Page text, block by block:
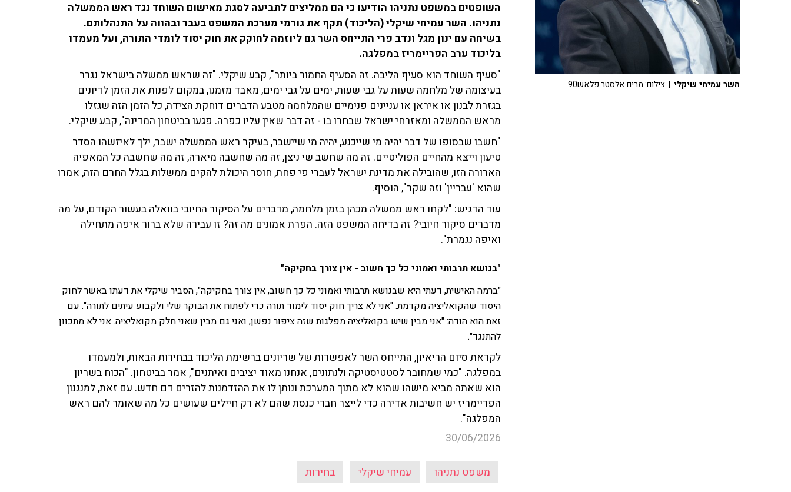
השופטים במשפט נתניהו הודיעו כי הם ממליצים לתביעה לסגת מאישום השוחד נגד ראש הממשלה
נתניהו. השר עמיחי שיקלי (הליכוד) תקף את גורמי מערכת המשפט בעבר ובהווה על התנהלותם.
בשיחה עם ינון מגל ונדב פרי התייחס השר גם ליוזמה לחוקק את חוק יסוד לומדי התורה, ועל מעמדו
בליכוד ערב הפריימריז במפלגה.
"סעיף השוחד הוא סעיף הליבה. זה הסעיף החמור ביותר", קבע שיקלי. "זה שראש ממשלה בישראל נגרר
בעיצומה של מלחמה שעות על גבי שעות, ימים על גבי ימים, מאבד מזמנו, במקום לפנות את הזמן לדיונים
בגזרת לבנון או איראן או עניינים פנימיים שהמלחמה מטבע הדברים דוחקת הצידה, כל הזמן הזה שגזלו
מראש הממשלה ומאזרחי ישראל שבחרו בו - זה דבר שאין עליו כפרה. פגעו בביטחון המדינה", קבע שיקלי.
"חשבו שבסופו של דבר יהיה מי שייכנע, יהיה מי שיישבר, בעיקר ראש הממשלה ישבר, ילך לאיזשהו הסדר
טיעון וייצא מהחיים הפוליטיים. זה מה שחשב שי ניצן, זה מה שחשבה מיארה, זה מה שחשבה כל המאפיה
הארורה הזו, שהובילה את מדינת ישראל לעברי פי פחת, חוסר היכולת להקים ממשלות בגלל החרם הזה, אמרו
שהוא 'עבריין' וזה שקר", הוסיף.
עוד הדגיש: "לקחו ראש ממשלה מכהן בזמן מלחמה, מדברים על הסיקור החיובי בוואלה בעשור הקודם, על מה
מדברים סיקור חיובי? זה בדיחה המשפט הזה. הפרת אמונים מה זה? זו עבירה שלא ברור איפה מתחילה
ואיפה נגמרת".
"בנושא תרבותי ואמוני כל כך חשוב - אין צורך בחקיקה"
"ברמה האישית, דעתי היא שבנושא תרבותי ואמוני כל כך חשוב, אין צורך בחקיקה", הסביר שיקלי את דעתו באשר לחוק
היסוד שהקואליציה מקדמת. "אני לא צריך חוק יסוד לימוד תורה כדי לפתוח את הבוקר שלי ולקבוע עיתים לתורה". עם
זאת הוא הודה: "אני מבין שיש בקואליציה מפלגות שזה ציפור נפשן, ואני גם מבין שאני חלק מקואליציה. אני לא מתכוון
להתנגד".
לקראת סיום הריאיון, התייחס השר לאפשרות של שריונים ברשימת הליכוד בבחירות הבאות, ולמעמדו
במפלגה. "כמי שמחובר לסטטיסטיקה ולנתונים, אנחנו מאוד יציבים ואיתנים", אמר בביטחון. "הכוח בשריון
הוא שאתה מביא מישהו שהוא לא מתוך המערכת ונותן לו את ההזדמנות להזרים דם חדש. עם זאת, למנגנון
הפריימריז יש חשיבות אדירה כדי לייצר חברי כנסת שהם לא רק חיילים שעושים כל מה שאומר להם ראש
המפלגה".
30/06/2026
משפט נתניהו עמיחי שיקלי בחירות
השר עמיחי שיקלי | צילום: מרים אלסטר פלאש90